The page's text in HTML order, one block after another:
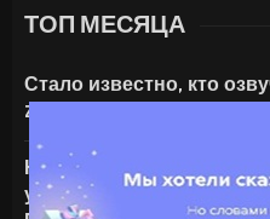
ТОП МЕСЯЦА
Стало известно, кто
Zero Company
На что только не идут
установил серверную